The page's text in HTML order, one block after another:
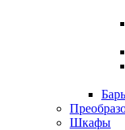
Шкафы